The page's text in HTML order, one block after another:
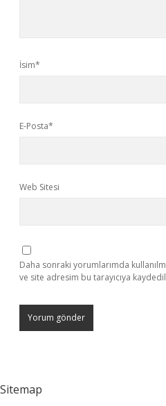
İsim*
E-Posta*
Web Sitesi
Daha sonraki yorumlarımda
ve site adresim bu tarayıcıya
Sitemap